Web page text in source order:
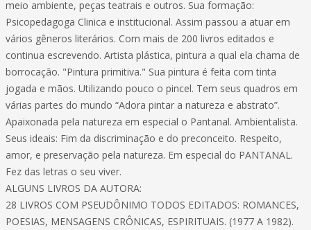
meio ambiente, peças teatrais e outros. Sua formação:
Psicopedagoga Clinica e institucional. Assim passou a atuar em
vários gêneros literários. Com mais de 200 livros editados e
continua escrevendo. Artista plástica, pintura a qual ela chama de
borrocação. "Pintura primitiva." Sua pintura é feita com tinta
jogada e mãos. Utilizando pouco o pincel. Tem seus quadros em
várias partes do mundo “Adora pintar a natureza e abstrato”.
Apaixonada pela natureza em especial o Pantanal. Ambientalista.
Seus ideais: Fim da discriminação e do preconceito. Respeito,
amor, e preservação pela natureza. Em especial do PANTANAL.
Fez das letras o seu viver.
ALGUNS LIVROS DA AUTORA:
28 LIVROS COM PSEUDÔNIMO TODOS EDITADOS: ROMANCES,
POESIAS, MENSAGENS CRÔNICAS, ESPIRITUAIS. (1977 A 1982).